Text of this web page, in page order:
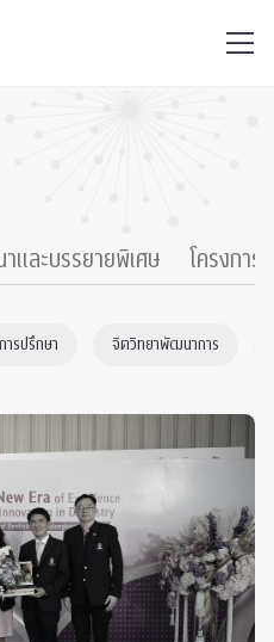
าและบรรยายพิเศษ โครงการ
รปรึกษา จิตวิทยาพัฒนาการ